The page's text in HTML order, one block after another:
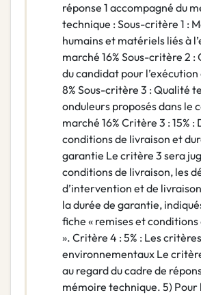
réponse 1 accompagné du
technique : Sous-critère 1 :
humains et matériels liés à
marché 16% Sous-critère 2
du candidat pour
8% Sous-critère 3 : Qualité
onduleurs proposés dans le
marché 16% Critère 3 : 15% :
conditions de livraison et
garantie Le critère 3 sera
conditions de livraison, les
d’intervention et de
la durée de garantie,
fiche « remises et conditions
». Critère 4 : 5% : Les critères
environnementaux Le
au regard du cadre de
mémoire technique. 5) Pour